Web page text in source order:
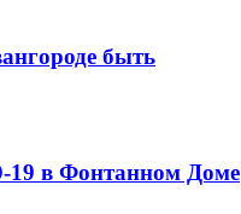
быть
19 в Фонтанном Доме